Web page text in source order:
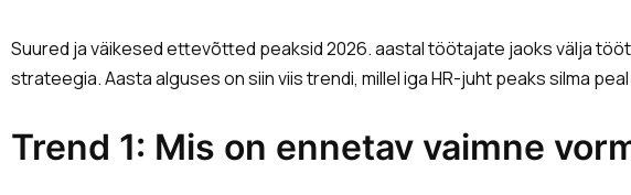
Suured ja väikesed ettevõtted peaksid 2026. aastal töötajate jaoks välja
strateegia. Aasta alguses on siin viis trendi, millel iga HR-juht peaks silma
Trend 1: Mis on ennetav vaimne